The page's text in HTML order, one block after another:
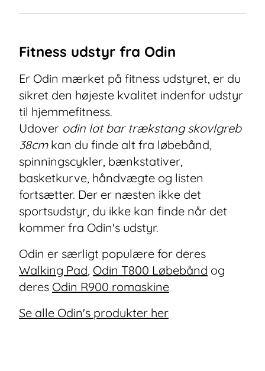
Fitness udstyr fra Odin
Er Odin mærket på fitness udstyret, er du
sikret den højeste kvalitet indenfor udstyr
til hjemmefitness.
Udover odin lat bar trækstang skovlgreb
38cmkan du finde alt fra løbebånd,
spinningscykler, bænkstativer,
basketkurve, håndvægte og listen
fortsætter. Der er næsten ikke det
sportsudstyr, du ikke kan finde når det
kommer fra Odin's udstyr.
Odin er særligt populære for deres
Walking Pad, Odin T800 Løbebånd og
deres Odin R900 romaskine
Se alle Odin's produkter her